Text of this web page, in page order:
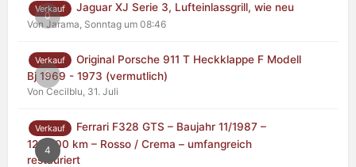
0
Verkauf Jaguar XJ Serie 3, Lufteinlassgrill, wie neu
Von Jarama, Sonntag um 08:46
0
Verkauf
Original Porsche 911 T Heckklappe F Modell
Bj 1969 - 1973 (vermutlich)
Von Cecilblu, 31. Juli
4
Verkauf
Ferrari F328 GTS – Baujahr 11/1987 –
125.000 km – Rosso / Crema – umfangreich
restauriert